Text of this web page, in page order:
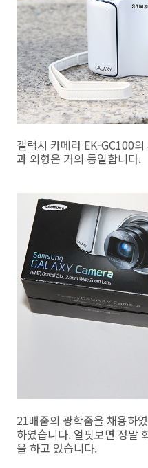
갤럭시 카메라 EK-GC100
과 외형은 거의 동일합니다.
21배줌의 광학줌을 채용하
하였습니다. 얼핏보면 정말
을 하고 있습니다.